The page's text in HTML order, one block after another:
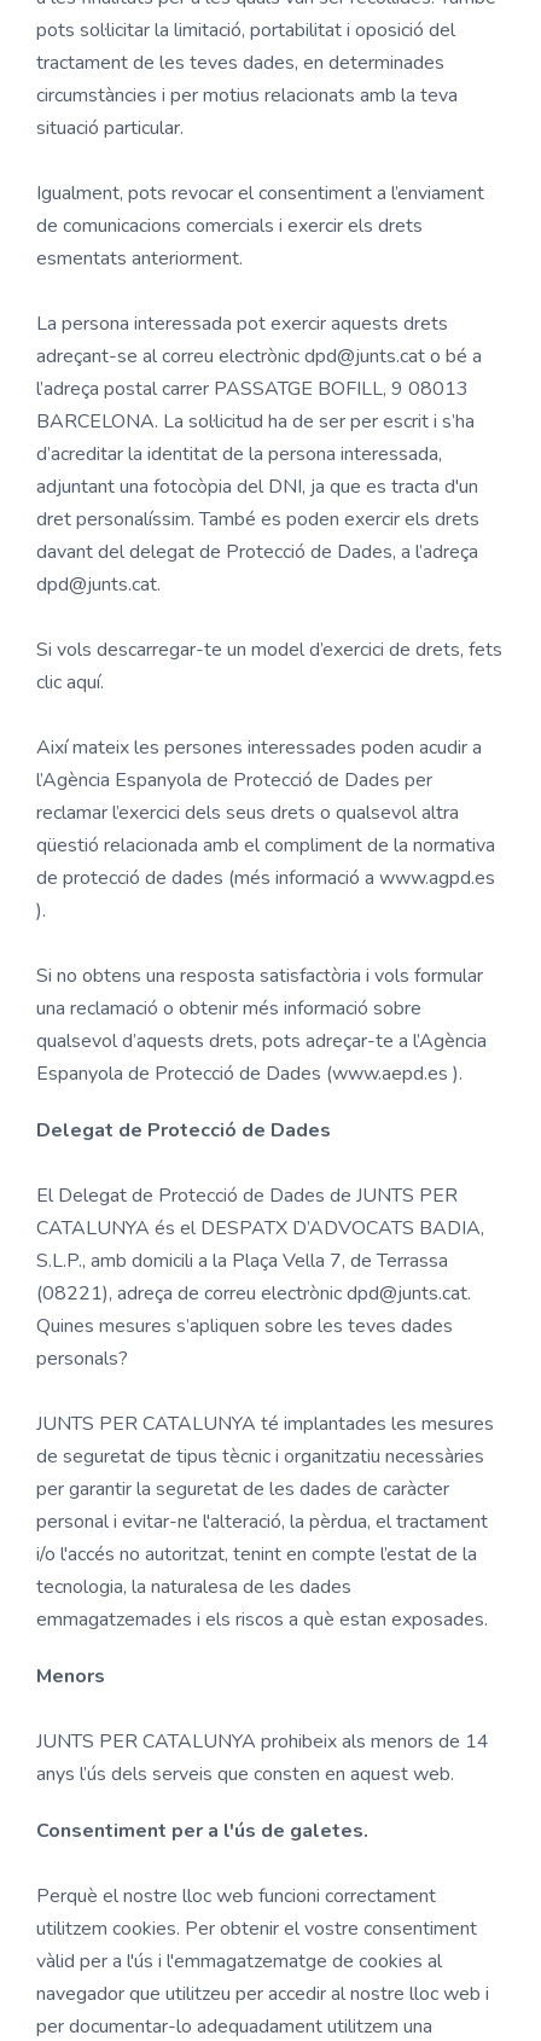
pots sol·licitar la limitació, portabilitat i oposició del
tractament de les teves dades, en determinades
circumstàncies i per motius relacionats amb la teva
situació particular.
Igualment, pots revocar el consentiment a l’enviament
de comunicacions comercials i exercir els drets
esmentats anteriorment.
La persona interessada pot exercir aquests drets
adreçant-se al correu electrònic dpd@junts.cat o bé a
l’adreça postal carrer PASSATGE BOFILL, 9 08013
BARCELONA. La sol·licitud ha de ser per escrit i s’ha
d’acreditar la identitat de la persona interessada,
adjuntant una fotocòpia del DNI, ja que es tracta d'un
dret personalíssim. També es poden exercir els drets
davant del delegat de Protecció de Dades, a l’adreça
dpd@junts.cat.
Si vols descarregar-te un model d’exercici de drets, fets
clic aquí.
Així mateix les persones interessades poden acudir a
l’Agència Espanyola de Protecció de Dades per
reclamar l’exercici dels seus drets o qualsevol altra
qüestió relacionada amb el compliment de la normativa
de protecció de dades (més informació a www.agpd.es
).
Si no obtens una resposta satisfactòria i vols formular
una reclamació o obtenir més informació sobre
qualsevol d’aquests drets, pots adreçar-te a l’Agència
Espanyola de Protecció de Dades (www.aepd.es ).
Delegat de Protecció de Dades
El Delegat de Protecció de Dades de JUNTS PER
CATALUNYA és el DESPATX D’ADVOCATS BADIA,
S.L.P., amb domicili a la Plaça Vella 7, de Terrassa
(08221), adreça de correu electrònic dpd@junts.cat.
Quines mesures s’apliquen sobre les teves dades
personals?
JUNTS PER CATALUNYA té implantades les mesures
de seguretat de tipus tècnic i organitzatiu necessàries
per garantir la seguretat de les dades de caràcter
personal i evitar-ne l'alteració, la pèrdua, el tractament
i/o l'accés no autoritzat, tenint en compte l’estat de la
tecnologia, la naturalesa de les dades
emmagatzemades i els riscos a què estan exposades.
Menors
JUNTS PER CATALUNYA prohibeix als menors de 14
anys l’ús dels serveis que consten en aquest web.
Consentiment per a l'ús de galetes.
Perquè el nostre lloc web funcioni correctament
utilitzem cookies. Per obtenir el vostre consentiment
vàlid per a l'ús i l'emmagatzematge de cookies al
navegador que utilitzeu per accedir al nostre lloc web i
per documentar-lo adequadament utilitzem una